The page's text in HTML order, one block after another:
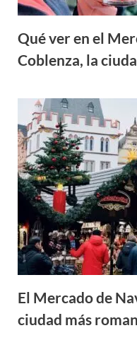
Qué ver en el
Coblenza, la
El Mercado de
ciudad más